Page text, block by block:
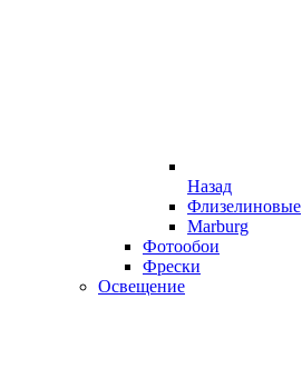
Назад
Флизелиновые
Marburg
Фотообои
Фрески
Освещение